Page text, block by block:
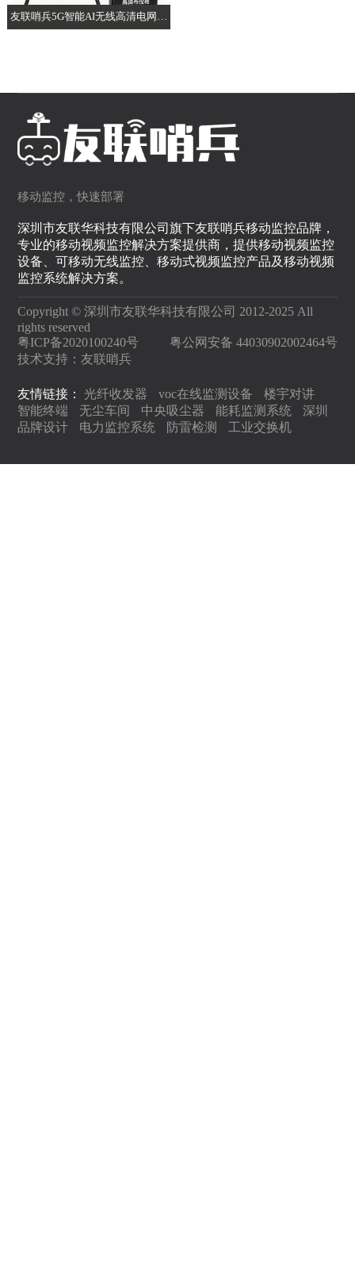
友联哨兵5G智能AI无线高清电网电
移动监控，快速部署
深圳市友联华科技有限公司旗下友联哨兵移动监控品牌，
专业的移动视频监控解决方案提供商，提供移动视频监控
设备、可移动无线监控、移动式视频监控产品及移动视频
监控系统解决方案。
Copyright © 深圳市友联华科技有限公司 2012-2025 All
rights reserved
粤ICP备2020100240号
粤公网安备 44030902002464号
技术支持：友联哨兵
友情链接： 光纤收发器 voc在线监测设备
楼宇对讲
智能终端
无尘车间 中央吸尘器 能耗监测系统
深圳
品牌设计
电力监控系统 防雷检测 工业交换机